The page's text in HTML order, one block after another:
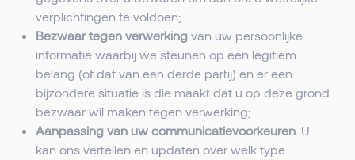
verplichtingen te voldoen;
Bezwaar tegen verwerking van uw persoonlijke
informatie waarbij we steunen op een legitiem
belang (of dat van een derde partij) en er een
bijzondere situatie is die maakt dat u op deze grond
bezwaar wil maken tegen verwerking;
Aanpassing van uw communicatievoorkeuren . U
kan ons vertellen en updaten over welk type